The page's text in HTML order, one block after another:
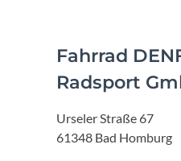
Fahrrad
Radsport
Urseler Straße 67
61348 Bad Homburg